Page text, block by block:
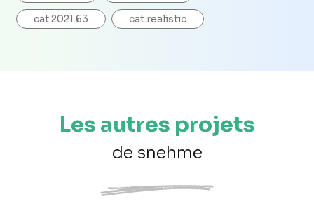
cat.2021.63 cat.realistic
Les autres projets
de snehme